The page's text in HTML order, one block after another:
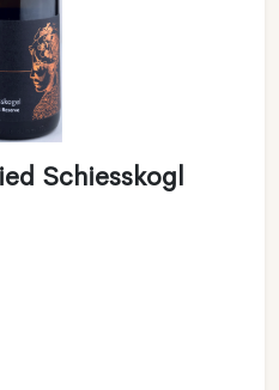
Schiesskogl